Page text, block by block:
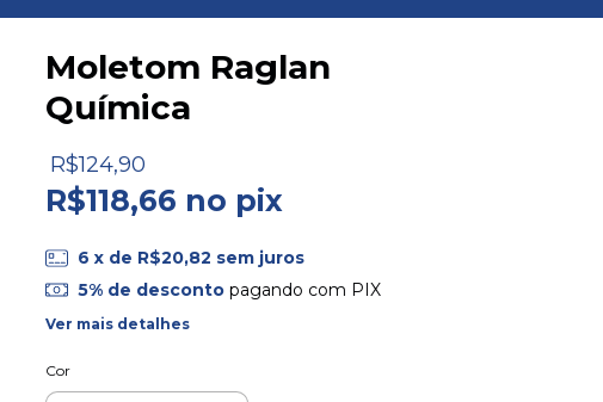
Moletom Raglan
Química
R$124,90
R$118,66 no pix
6 x de R$20,82 sem juros
5% de descontopagando com PIX
Ver mais detalhes
Cor